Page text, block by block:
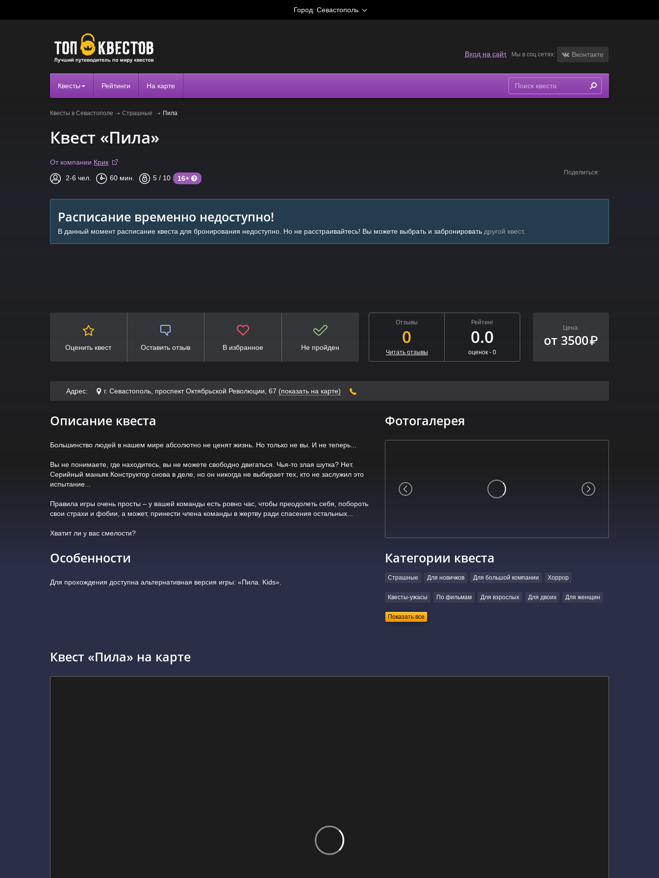
Город: Севастополь
Вход на сайт Мы в соц сетях: Вконтакте
Квесты Рейтинги На карте
Квесты в Севастополе Страшные Пила
Квест «Пила»
От компании Крик
2-6 чел. 60 мин. 5 / 10 16+
Расписание временно недоступно!
В данный момент расписание квеста для бронирования недоступно. Но не расстраивайтесь! Вы можете выбрать и забронировать другой квест.
Поделиться:
Оценить квест Оставить отзыв В избранное Не пройден
Отзывы
0
Читать отзывы
Рейтинг
0.0
оценок - 0
Цена:
от 3500₽
Адрес: г. Севастополь, проспект Октябрьской Революции, 67 (показать на карте)
Описание квеста
Большинство людей в нашем мире абсолютно не ценят жизнь. Но только не вы. И не теперь...
Вы не понимаете, где находитесь, вы не можете свободно двигаться. Чья-то злая шутка? Нет.
Серийный маньяк Конструктор снова в деле, но он никогда не выбирает тех, кто не заслужил это
испытание...
Правила игры очень просты – у вашей команды есть ровно час, чтобы преодолеть себя, побороть
свои страхи и фобии, а может, принести члена команды в жертву ради спасения остальных...
Хватит ли у вас смелости?
Особенности
Для прохождения доступна альтернативная версия игры: «Пила. Kids».
Фотогалерея
Категории квеста
Страшные Для новичков Для большой компании Хоррор
Квесты-ужасы По фильмам Для взрослых Для двоих Для женщин
Показать все
Квест «Пила» на карте